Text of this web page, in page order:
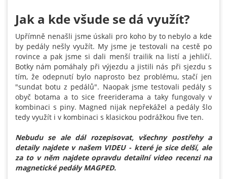
Jak a kde všude se dá využít?
Upřímně nenašli jsme úskali pro koho by to nebylo a kde
by pedály nešly využít. My jsme je testovali na cestě po
rovince a pak jsme si dali menší trailik na listí a jehličí.
Botky nám pomáhaly při výjezdu a jistili nás při sjezdu s
tím, že odepnutí bylo naprosto bez problému, stačí jen
"sundat botu z pedálů". Naopak jsme testovali pedály s
obyč botama a to sice freeriderama a taky fungovaly v
kombinaci s piny. Magned nijak nepřekážel a pedály šlo
tedy využít i v kombinaci s klasickou podrážkou five ten.
Nebudu se ale dál rozepisovat, všechny postřehy a
detaily najdete v našem VIDEU - které je sice delší, ale
za to v něm najdete opravdu detailní video recenzi na
magnetické pedály MAGPED.